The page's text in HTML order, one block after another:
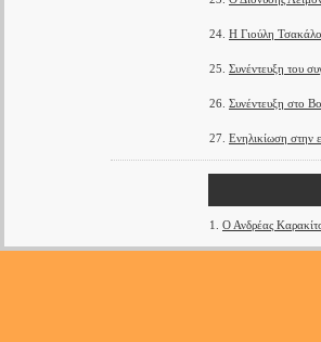
24. Η Γιούλη
25. Συνέντευξη του
26. Συνέντευξη στο
27. Ενηλικίωση στην
1. Ο Ανδρέας